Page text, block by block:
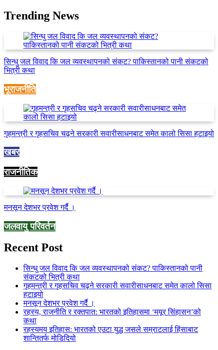
Trending News
सिन्धु जल विवाद कि जल व्यवस्थापनको संकट? पाकिस्तानको पानी संकटको
भित्री कथा
भूराजनीति
गृहमन्त्री र गृहसचिव चढ्ने सरकारी सवारीसाधनबाट समेत कालो सिसा हटाइयो
खबर
राजनीतिक
मनसून देशभर प्रवेश गर्दै ।
जलवायु परिवर्तन
Recent Post
सिन्धु जल विवाद कि जल व्यवस्थापनको संकट? पाकिस्तानको पानी
संकटको भित्री कथा
गृहमन्त्री र गृहसचिव चढ्ने सरकारी सवारीसाधनबाट समेत कालो सिसा
हटाइयो
मनसून देशभर प्रवेश गर्दै ।
रहस्य, राजनीति र रक्तपात: भारतको इतिहासमा ‘मयूर सिंहासन’को
कथा
रहस्यमय इतिहास: भारतको एउटा युद्ध जसले सम्राटलाई हिंसाबाट
शान्तितर्फ मोडिदियो